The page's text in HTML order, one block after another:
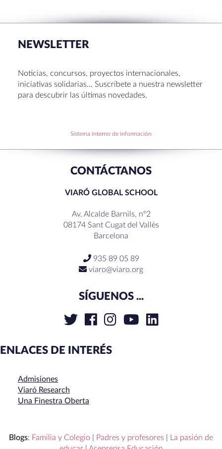
La Muestra de Artes 2026: creatividad, música y
Congreso UNIV 2026
Hábitos saludables: 8 consejos prácticos para
disfrutar la Navidad.
RECENT COMMENTS
NEWSLETTER
Noticias, concursos, proyectos internacionales,
iniciativas solidarias… Suscríbete a nuestra newsletter
para descubrir las últimas novedades.
Sistema interno de información
CONTÁCTANOS
VIARÓ GLOBAL SCHOOL
Av. Alcalde Barnils, nº2
08174 Sant Cugat del Vallès
Barcelona
935 89 05 89
viaro@viaro.org
SÍGUENOS ...
ENLACES DE INTERÉS
Admisiones
Viaró Research
Una Finestra Oberta
Blogs: Familia y Colegio Padres y profesores
La pasión de